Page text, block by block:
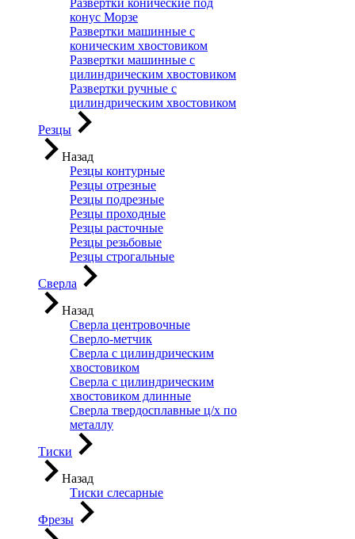
Развертки конические под
конус Морзе
Развертки машинные с
коническим хвостовиком
Развертки машинные с
цилиндрическим хвостовиком
Развертки ручные с
цилиндрическим хвостовиком
Резцы
Назад
Резцы контурные
Резцы отрезные
Резцы подрезные
Резцы проходные
Резцы расточные
Резцы резьбовые
Резцы строгальные
Сверла
Назад
Сверла центровочные
Сверло-метчик
Сверла с цилиндрическим
хвостовиком
Сверла с цилиндрическим
хвостовиком длинные
Сверла твердосплавные ц/х по
металлу
Тиски
Назад
Тиски слесарные
Фрезы